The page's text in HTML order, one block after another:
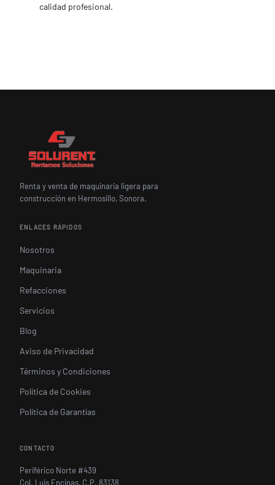
calidad profesional.
Renta y venta de maquinaria ligera para
construcción en Hermosillo, Sonora.
ENLACES RÁPIDOS
Nosotros
Maquinaria
Refacciones
Servicios
Blog
Aviso de Privacidad
Términos y Condiciones
Política de Cookies
Política de Garantías
CONTACTO
Periférico Norte #439
Col. Luis Encinas, C.P. 83138